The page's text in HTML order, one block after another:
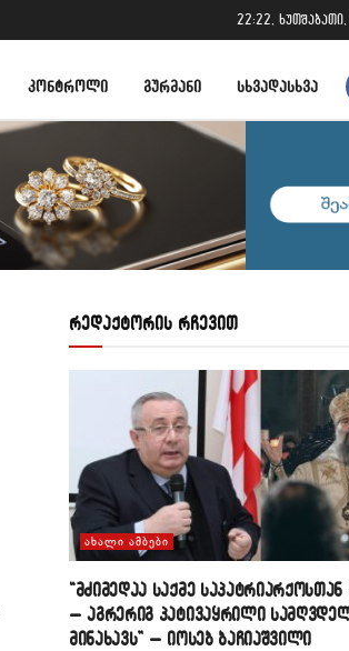
22:22,
ᲙᲝᲜᲢᲠᲝᲚᲘ ᲒᲣᲠᲛᲐᲜᲘ ᲡᲮᲕᲐᲓᲐᲡᲮᲕᲐ
რედაქტორის რჩევით
ᲐᲮᲐᲚᲘ ᲐᲛᲑᲔᲑᲘ
“მძიმედაა საქმე
– აგრერიგ პატივაყრილი
მინახავს” – იოსებ ბაჩიაშვილი